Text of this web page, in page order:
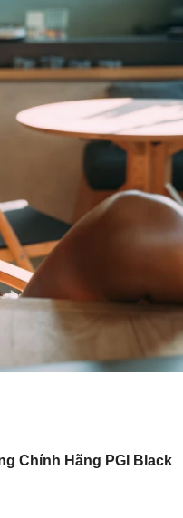
bạn muốn!
Chính Hãng PGI Black